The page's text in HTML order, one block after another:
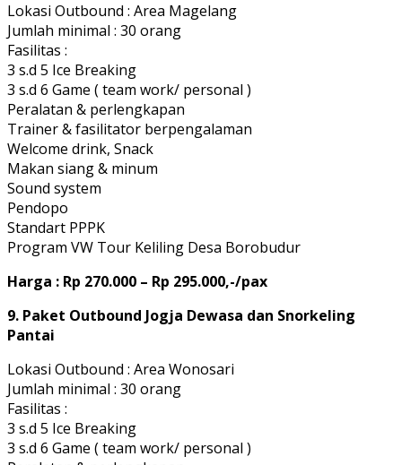
Lokasi Outbound : Area Magelang
Jumlah minimal : 30 orang
Fasilitas :
3 s.d 5 Ice Breaking
3 s.d 6 Game ( team work/ personal )
Peralatan & perlengkapan
Trainer & fasilitator berpengalaman
Welcome drink, Snack
Makan siang & minum
Sound system
Pendopo
Standart PPPK
Program VW Tour Keliling Desa Borobudur
Harga : Rp 270.000 – Rp 295.000,-/pax
9. Paket Outbound Jogja Dewasa dan Snorkeling
Pantai
Lokasi Outbound : Area Wonosari
Jumlah minimal : 30 orang
Fasilitas :
3 s.d 5 Ice Breaking
3 s.d 6 Game ( team work/ personal )